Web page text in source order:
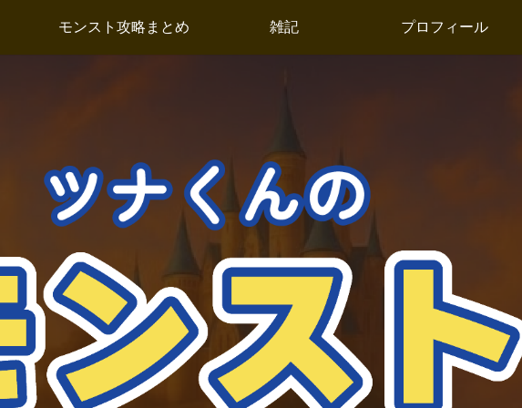
モンスト攻略まとめ 雑記 プロフィール